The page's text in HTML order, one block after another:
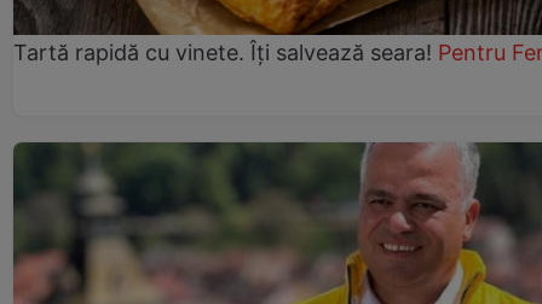
Tartă rapidă cu vinete. Îți salvează seara! Pentru